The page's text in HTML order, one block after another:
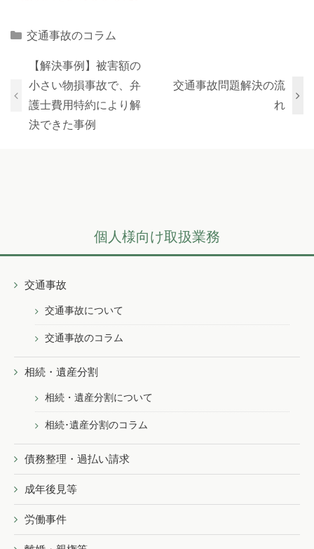
Categories
交通事故のコラム
【解決事例】被害額の
小さい物損事故で、弁
護士費用特約により解
決できた事例
交通事故問題解決の流
れ
個人様向け取扱業務
交通事故
交通事故について
交通事故のコラム
相続・遺産分割
相続・遺産分割について
相続･遺産分割のコラム
債務整理・過払い請求
成年後見等
労働事件